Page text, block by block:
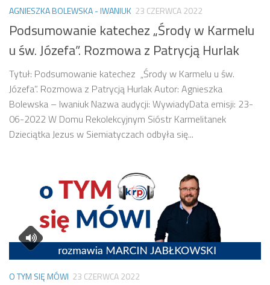
AGNIESZKA BOLEWSKA - IWANIUK 23 CZERWCA 2022
Podsumowanie katechez „Środy w Karmelu
u św. Józefa”. Rozmowa z Patrycją Hurlak
Tytuł: Podsumowanie katechez „Środy w Karmelu u św.
Józefa”. Rozmowa z Patrycją Hurlak Autor: Agnieszka
Bolewska – Iwaniuk Nazwa audycji: WywiadyData emisji: 23-
06-2022 W Domu Rekolekcyjnym Sióstr Karmelitanek
Dzieciątka Jezus w Siemiatyczach odbyła się...
O TYM SIĘ MÓWI 23 CZERWCA 2022